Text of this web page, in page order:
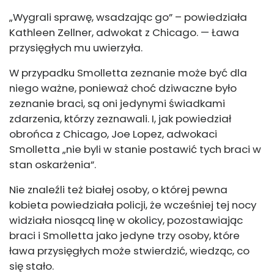
„Wygrali sprawę, wsadzając go” – powiedziała
Kathleen Zellner, adwokat z Chicago. — Ława
przysięgłych mu uwierzyła.
W przypadku Smolletta zeznanie może być dla
niego ważne, ponieważ choć dziwaczne było
zeznanie braci, są oni jedynymi świadkami
zdarzenia, którzy zeznawali. I, jak powiedział
obrońca z Chicago, Joe Lopez, adwokaci
Smolletta „nie byli w stanie postawić tych braci w
stan oskarżenia”.
Nie znaleźli też białej osoby, o której pewna
kobieta powiedziała policji, że wcześniej tej nocy
widziała niosącą linę w okolicy, pozostawiając
braci i Smolletta jako jedyne trzy osoby, które
ława przysięgłych może stwierdzić, wiedząc, co
się stało.